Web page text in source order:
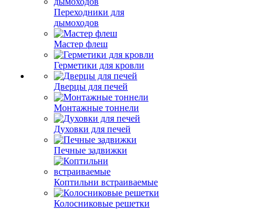
Переходники для
дымоходов
Мастер флеш
Герметики для кровли
Дверцы для печей
Монтажные тоннели
Духовки для печей
Печные задвижки
Коптильни встраиваемые
Колосниковые решетки